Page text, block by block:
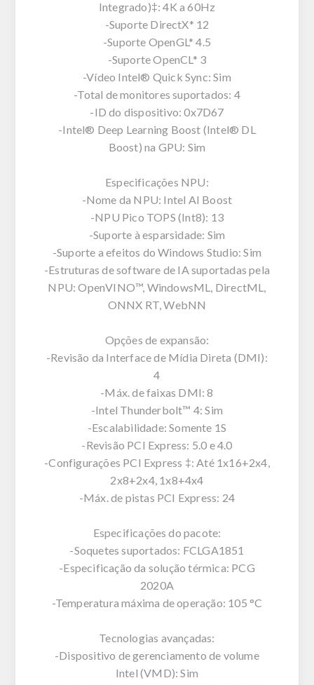
Integrado)‡: 4K a 60Hz
-Suporte DirectX* 12
-Suporte OpenGL* 4.5
-Suporte OpenCL* 3
-Vídeo Intel® Quick Sync: Sim
-Total de monitores suportados: 4
-ID do dispositivo: 0x7D67
-Intel® Deep Learning Boost (Intel® DL
Boost) na GPU: Sim
Especificações NPU:
-Nome da NPU: Intel AI Boost
-NPU Pico TOPS (Int8): 13
-Suporte à esparsidade: Sim
-Suporte a efeitos do Windows Studio: Sim
-Estruturas de software de IA suportadas pela
NPU: OpenVINO™, WindowsML, DirectML,
ONNX RT, WebNN
Opções de expansão:
-Revisão da Interface de Mídia Direta (DMI):
4
-Máx. de faixas DMI: 8
-Intel Thunderbolt™ 4: Sim
-Escalabilidade: Somente 1S
-Revisão PCI Express: 5.0 e 4.0
-Configurações PCI Express ‡: Até 1x16+2x4,
2x8+2x4, 1x8+4x4
-Máx. de pistas PCI Express: 24
Especificações do pacote:
-Soquetes suportados: FCLGA1851
-Especificação da solução térmica: PCG
2020A
-Temperatura máxima de operação: 105 °C
Tecnologias avançadas:
-Dispositivo de gerenciamento de volume
Intel (VMD): Sim